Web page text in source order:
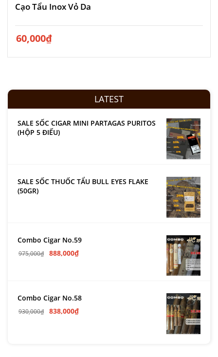
Cạo Tẩu Inox Vỏ Da
60,000₫
LATEST
SALE SỐC CIGAR MINI PARTAGAS PURITOS
(HỘP 5 ĐIẾU)
SALE SỐC THUỐC TẨU BULL EYES FLAKE
(50GR)
Combo Cigar No.59
975,000₫ 888,000₫
Combo Cigar No.58
930,000₫ 838,000₫